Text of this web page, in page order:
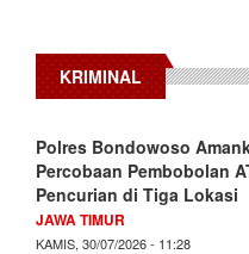
KRIMINAL
Polres Bondowoso
Percobaan Pembobolan
Pencurian di Tiga Lokasi
JAWA TIMUR
KAMIS, 30/07/2026 - 11:28